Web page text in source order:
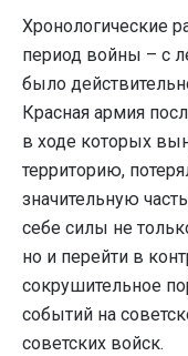
Хронологические
период войны – с
было
Красная армия
в ходе которых
территорию,
значительную
себе силы не
но и перейти в
сокрушительное
событий на
советских войск.